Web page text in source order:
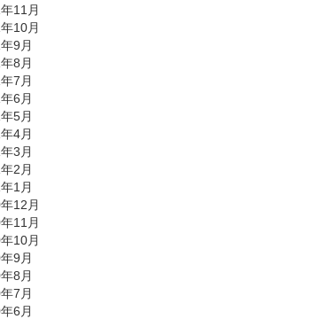
11月
10月
9月
8月
7月
6月
5月
4月
3月
2月
1月
12月
11月
10月
9月
8月
7月
6月